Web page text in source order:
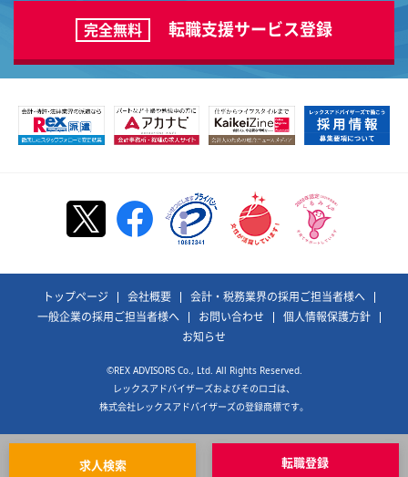
完全無料 転職支援サービス登録
求人検索 転職登録
トップページ 会社概要
会計・税務業界の採用ご担当者様へ
一般企業の採用ご担当者様へ
お問い合わせ
個人情報保護方針
お知らせ
©REX ADVISORS Co., Ltd. All Rights Reserved.
レックスアドバイザーズおよびそのロゴは、
株式会社レックスアドバイザーズの登録商標です。